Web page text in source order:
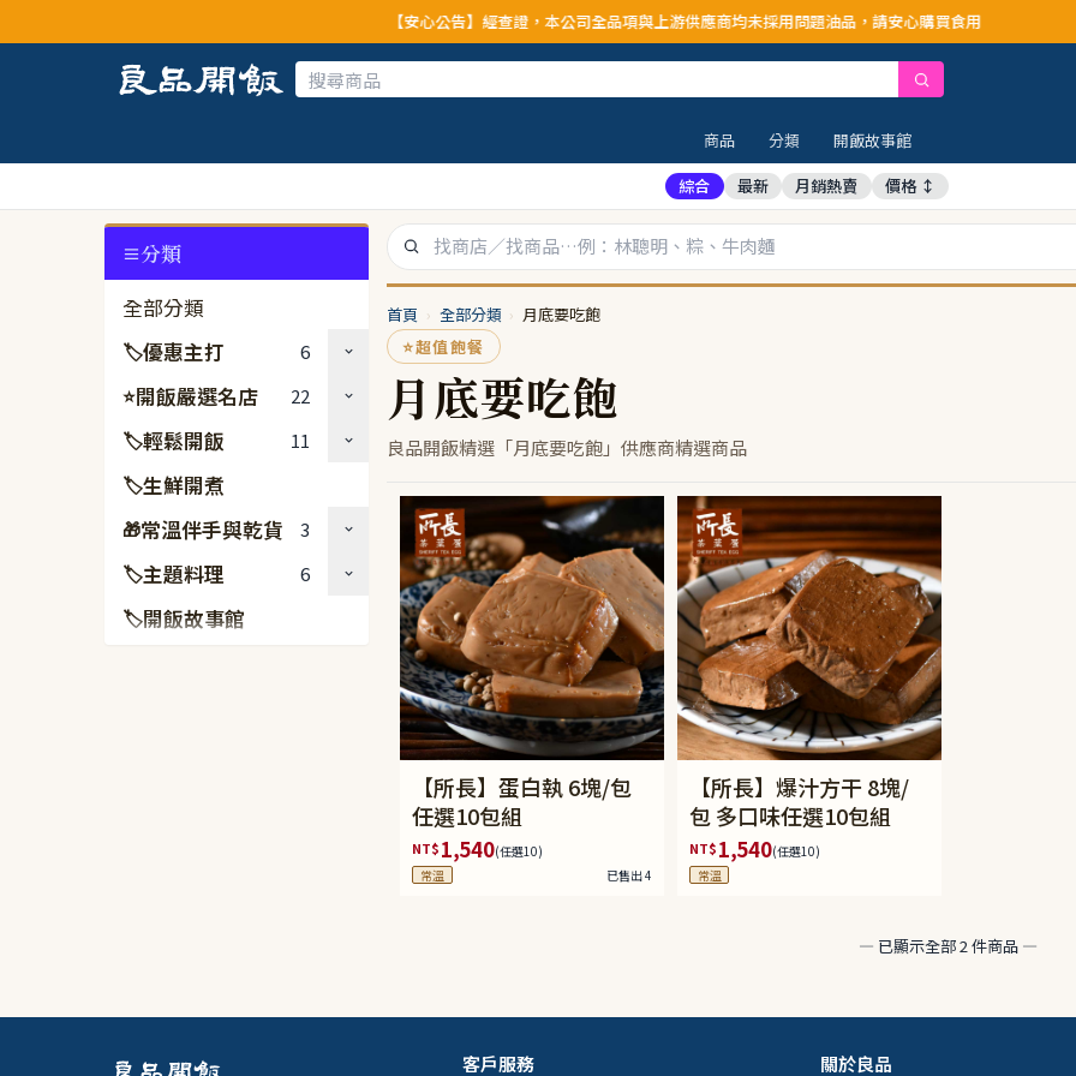
【安心公告】經查證，本公司全品項與上游供應商均未採用問題油品，請安心購買食用
商品 分類 開飯故事館
綜合 最新 月銷熱賣 價格 ↕
分類
全部分類
🏷優惠主打
6
⭐開飯嚴選名店
22
🏷輕鬆開飯
11
🏷生鮮開煮
🎁常溫伴手與乾貨
3
🏷主題料理
6
🏷開飯故事館
首頁 › 全部分類 › 月底要吃飽
⭐超值飽餐
月底要吃飽
良品開飯精選「月底要吃飽」供應商精選商品
【所長】蛋白執 6塊/包
任選10包組
NT$1,540(任選10)
常溫
已售出 4
【所長】爆汁方干 8塊/
包 多口味任選10包組
NT$1,540(任選10)
常溫
— 已顯示全部 2 件商品 —
客戶服務 關於良品